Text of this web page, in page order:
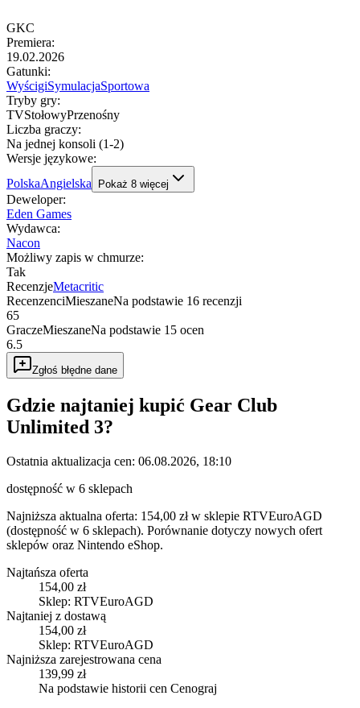
GKC
Premiera:
19.02.2026
Gatunki:
WyścigiSymulacjaSportowa
Tryby gry:
TVStołowyPrzenośny
Liczba graczy:
Na jednej konsoli (1-2)
Wersje językowe:
PolskaAngielska Pokaż 8 więcej
Deweloper:
Eden Games
Wydawca:
Nacon
Możliwy zapis w chmurze:
Tak
RecenzjeMetacritic
RecenzenciMieszaneNa podstawie 16 recenzji
65
GraczeMieszaneNa podstawie 15 ocen
6.5
Zgłoś błędne dane
Gdzie najtaniej kupić Gear Club
Unlimited 3?
Ostatnia aktualizacja cen: 06.08.2026, 18:10
dostępność w 6 sklepach
Najniższa aktualna oferta: 154,00 zł w sklepie RTVEuroAGD
(dostępność w 6 sklepach). Porównanie dotyczy nowych ofert
sklepów oraz Nintendo eShop.
Najtańsza oferta
154,00 zł
Sklep: RTVEuroAGD
Najtaniej z dostawą
154,00 zł
Sklep: RTVEuroAGD
Najniższa zarejestrowana cena
139,99 zł
Na podstawie historii cen Cenograj